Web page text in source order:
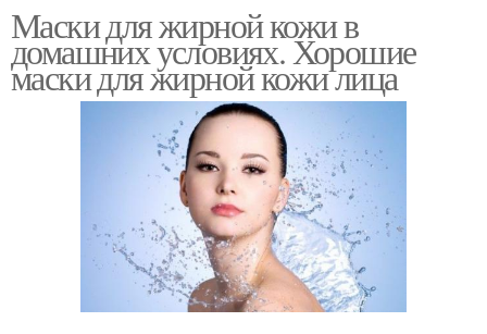
Проблемная кожа Кожи от прыщей
Маски для жирной кожи в
домашних условиях. Хорошие
маски для жирной кожи лица